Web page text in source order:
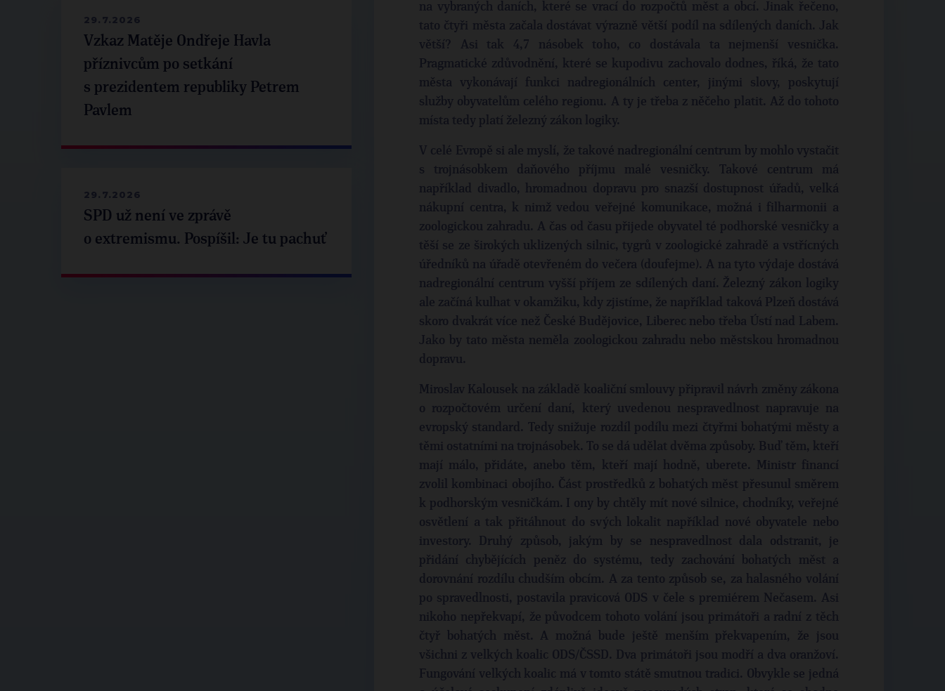
29.7.2026
Vzkaz Matěje Ondřeje Havla
příznivcům po setkání
s prezidentem republiky Petrem
Pavlem
29.7.2026
SPD už není ve zprávě
o extremismu. Pospíšil: Je tu pachuť
na vybraných daních, které se vrací do rozpočtů měst a obcí. Jinak řečeno,
tato čtyři města začala dostávat výrazně větší podíl na sdílených daních. Jak
větší? Asi tak 4,7 násobek toho, co dostávala ta nejmenší vesnička.
Pragmatické zdůvodnění, které se kupodivu zachovalo dodnes, říká, že tato
města vykonávají funkci nadregionálních center, jinými slovy, poskytují
služby obyvatelům celého regionu. A ty je třeba z něčeho platit. Až do tohoto
místa tedy platí železný zákon logiky.
V celé Evropě si ale myslí, že takové nadregionální centrum by mohlo vystačit
s trojnásobkem daňového příjmu malé vesničky. Takové centrum má
například divadlo, hromadnou dopravu pro snazší dostupnost úřadů, velká
nákupní centra, k nimž vedou veřejné komunikace, možná i filharmonii a
zoologickou zahradu. A čas od času přijede obyvatel té podhorské vesničky a
těší se ze širokých uklizených silnic, tygrů v zoologické zahradě a vstřícných
úředníků na úřadě otevřeném do večera (doufejme). A na tyto výdaje dostává
nadregionální centrum vyšší příjem ze sdílených daní. Železný zákon logiky
ale začíná kulhat v okamžiku, kdy zjistíme, že například taková Plzeň dostává
skoro dvakrát více než České Budějovice, Liberec nebo třeba Ústí nad Labem.
Jako by tato města neměla zoologickou zahradu nebo městskou hromadnou
dopravu.
Miroslav Kalousek na základě koaliční smlouvy připravil návrh změny zákona
o rozpočtovém určení daní, který uvedenou nespravedlnost napravuje na
evropský standard. Tedy snižuje rozdíl podílu mezi čtyřmi bohatými městy a
těmi ostatními na trojnásobek. To se dá udělat dvěma způsoby. Buď těm, kteří
mají málo, přidáte, anebo těm, kteří mají hodně, uberete. Ministr financí
zvolil kombinaci obojího. Část prostředků z bohatých měst přesunul směrem
k podhorským vesničkám. I ony by chtěly mít nové silnice, chodníky, veřejné
osvětlení a tak přitáhnout do svých lokalit například nové obyvatele nebo
investory. Druhý způsob, jakým by se nespravedlnost dala odstranit, je
přidání chybějících peněz do systému, tedy zachování bohatých měst a
dorovnání rozdílu chudším obcím. A za tento způsob se, za halasného volání
po spravedlnosti, postavila pravicová ODS v čele s premiérem Nečasem. Asi
nikoho nepřekvapí, že původcem tohoto volání jsou primátoři a radní z těch
čtyř bohatých měst. A možná bude ještě menším překvapením, že jsou
všichni z velkých koalic ODS/ČSSD. Dva primátoři jsou modří a dva oranžoví.
Fungování velkých koalic má v tomto státě smutnou tradici. Obvykle se jedná